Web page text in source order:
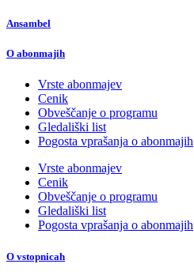
Ansambel
O abonmajih
Vrste abonmajev
Cenik
Obveščanje o programu
Gledališki list
Pogosta vprašanja o abonmajih
Vrste abonmajev
Cenik
Obveščanje o programu
Gledališki list
Pogosta vprašanja o abonmajih
O vstopnicah